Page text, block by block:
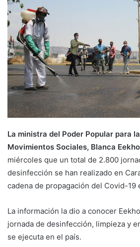
La ministra del Poder Popular para
Movimientos Sociales, Blanca
miércoles que un total de 2.800
desinfección se han realizado en
cadena de propagación del Covid-19
La información la dio a conocer
jornada de desinfección, limpieza y
se ejecuta en el país.